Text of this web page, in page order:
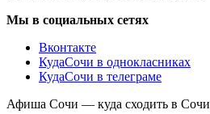
Мы в социальных сетях
Вконтакте
КудаСочи в однокласниках
КудаСочи в телеграме
Афиша Сочи — куда сходить в Сочи